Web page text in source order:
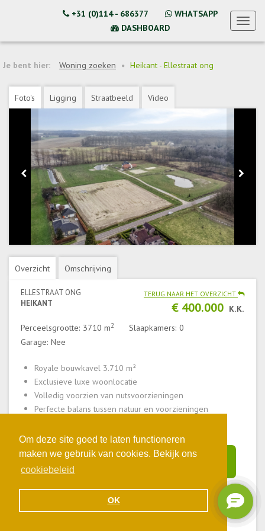
Om deze site goed te laten functioneren
maken we gebruik van cookies. Bekijk ons
cookiebeleid
OK
+31 (0)114 - 686377
WHATSAPP
DASHBOARD
Je bent hier: Woning zoeken Heikant - Ellestraat ong
Foto's Ligging Straatbeeld Video
Overzicht Omschrijving
TERUG NAAR HET OVERZICHT
ELLESTRAAT ONG
HEIKANT
€ 400.000 K.K.
Perceelsgrootte: 3710 m2
Slaapkamers: 0
Garage: Nee
Royale bouwkavel 3.710 m²
Exclusieve luxe woonlocatie
Volledig voorzien van nutsvoorzieningen
Perfecte balans tussen natuur en voorzieningen
Direct bieden
KORTE OMSCHRIJVING